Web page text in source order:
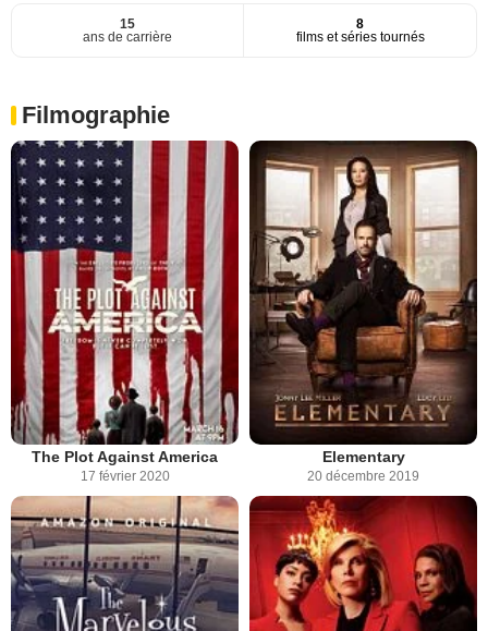
15
ans de carrière
8
films et séries tournés
Filmographie
The Plot Against America
17 février 2020
Elementary
20 décembre 2019